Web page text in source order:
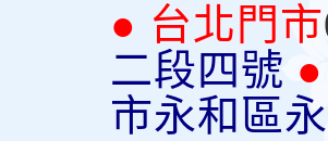
● 台北門市
二段四號
市永和區